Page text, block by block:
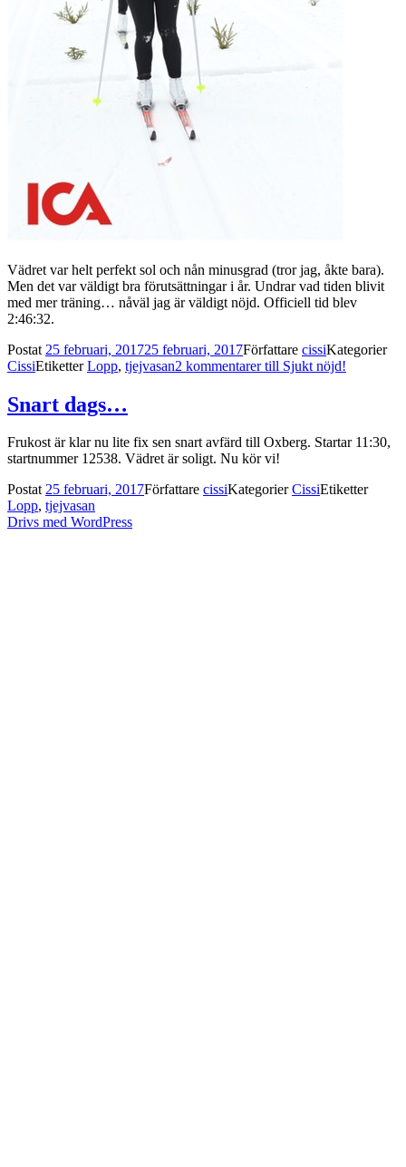
Vädret var helt perfekt sol och nån minusgrad (tror jag, åkte bara).
Men det var väldigt bra förutsättningar i år. Undrar vad tiden blivit
med mer träning… nåväl jag är väldigt nöjd. Officiell tid blev
2:46:32.
Postat 25 februari, 201725 februari, 2017Författare cissiKategorier
CissiEtiketterLopp, tjejvasan2 kommentarertill Sjukt nöjd!
Snart dags…
Frukost är klar nu lite fix sen snart avfärd till Oxberg. Startar 11:30,
startnummer 12538. Vädret är soligt. Nu kör vi!
Postat25 februari, 2017Författare cissiKategorierCissiEtiketter
Lopp, tjejvasan
Drivs med WordPress